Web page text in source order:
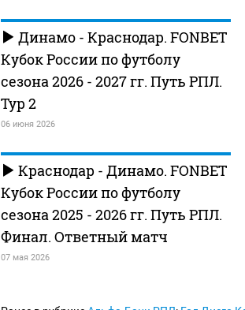
Динамо - Краснодар. FONBET
Кубок России по футболу
сезона 2026 - 2027 гг. Путь РПЛ.
Тур 2
06 июня 2026
Краснодар - Динамо. FONBET
Кубок России по футболу
сезона 2025 - 2026 гг. Путь РПЛ.
Финал. Ответный матч
07 мая 2026